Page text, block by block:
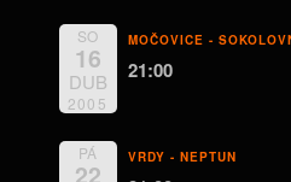
SO
16
DUB
2005
MOČOVICE -
21:00
PÁ
22
VRDY - NEPTUN